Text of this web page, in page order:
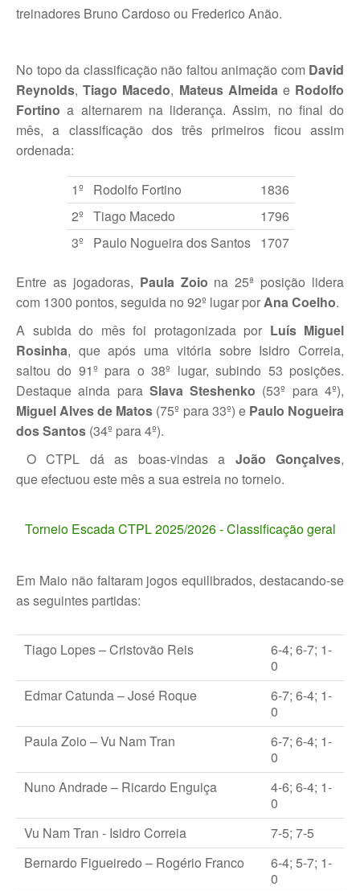
treinadores Bruno Cardoso ou Frederico Anão.
No topo da classificação não faltou animação com David
Reynolds,Tiago Macedo, Mateus Almeidae Rodolfo
Fortino a alternarem na liderança. Assim, no final do
mês, a classificação dos três primeiros ficou assim
ordenada:
1º Rodolfo Fortino
1836
2º Tiago Macedo
1796
3º
Paulo Nogueira dos Santos 1707
Entre as jogadoras, Paula Zoio na 25ª posição lidera
com 1300 pontos, seguida no 92º lugar porAna Coelho.
A subida do mês foi protagonizada por Luís Miguel
Rosinha, que após uma vitória sobre Isidro Correia,
saltou do 91º para o 38º lugar, subindo 53 posições.
Destaque ainda para Slava Steshenko (53º para 4º),
Miguel Alves de Matos (75º para 33º) e Paulo Nogueira
dos Santos (34º para 4º).
O CTPL dá as boas-vindas a João Gonçalves,
que efectuou este mês a sua estreia no torneio.
Torneio Escada CTPL 2025/2026 - Classificação geral
Em Maio não faltaram jogos equilibrados, destacando-se
as seguintes partidas:
Tiago Lopes – Cristovão Reis
6-4; 6-7; 1-
0
Edmar Catunda – José Roque
6-7; 6-4; 1-
0
Paula Zoio – Vu Nam Tran
6-7; 6-4; 1-
0
Nuno Andrade – Ricardo Enguiça
4-6; 6-4; 1-
0
Vu Nam Tran - Isidro Correia
7-5; 7-5
Bernardo Figueiredo – Rogério Franco
6-4; 5-7; 1-
0